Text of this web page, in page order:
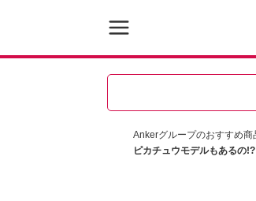
Ankerグループのおすすめ商
ピカチュウモデルもあるの